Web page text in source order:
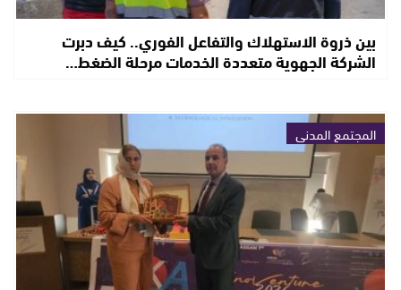
بين ذروة الاستهلاك والتفاعل الفوري.. كيف دبرت
الشركة الجهوية متعددة الخدمات مرحلة الضغط…
المجتمع المدني